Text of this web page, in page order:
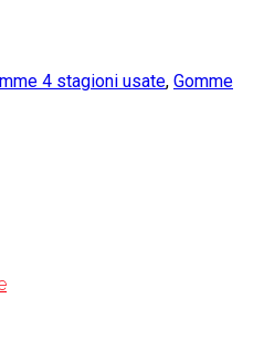
4 stagioni usate, Gomme